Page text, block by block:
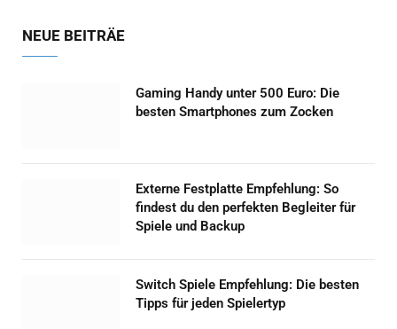
NEUE BEITRÄE
Gaming Handy unter 500 Euro: Die
besten Smartphones zum Zocken
Externe Festplatte Empfehlung: So
findest du den perfekten Begleiter für
Spiele und Backup
Switch Spiele Empfehlung: Die besten
Tipps für jeden Spielertyp